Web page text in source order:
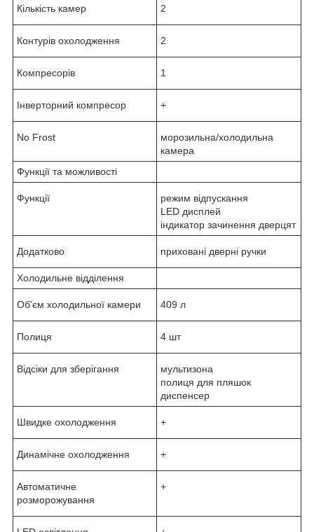
Кількість камер 2
Контурів охолодження 2
Компресорів 1
Інверторний компресор +
No Frost
морозильна/холодильна
камера
Функції та можливості
Функції
режим відпускання
LED дисплей
індикатор зачинення дверцят
Додатково приховані дверні ручки
Холодильне відділення
Об'єм холодильної камери 409 л
Полиця 4 шт
Відсіки для зберігання
мультизона
полиця для пляшок
диспенсер
Швидке охолодження +
Динамічне охолодження +
Автоматичне
розморожування
+